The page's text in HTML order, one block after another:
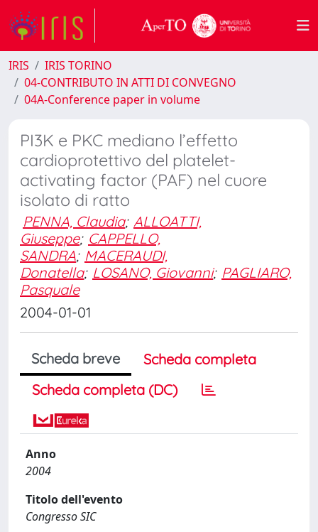
IRIS
IRIS TORINO
04-CONTRIBUTO IN ATTI DI CONVEGNO
04A-Conference paper in volume
PI3K e PKC mediano l’effetto
cardioprotettivo del platelet-
activating factor (PAF) nel cuore
isolato di ratto
PENNA, Claudia; ALLOATTI,
Giuseppe; CAPPELLO,
SANDRA; MACERAUDI,
Donatella; LOSANO, Giovanni; PAGLIARO,
Pasquale
2004-01-01
Scheda breve
Scheda completa
Scheda completa (DC)
Anno
2004
Titolo dell'evento
Congresso SIC